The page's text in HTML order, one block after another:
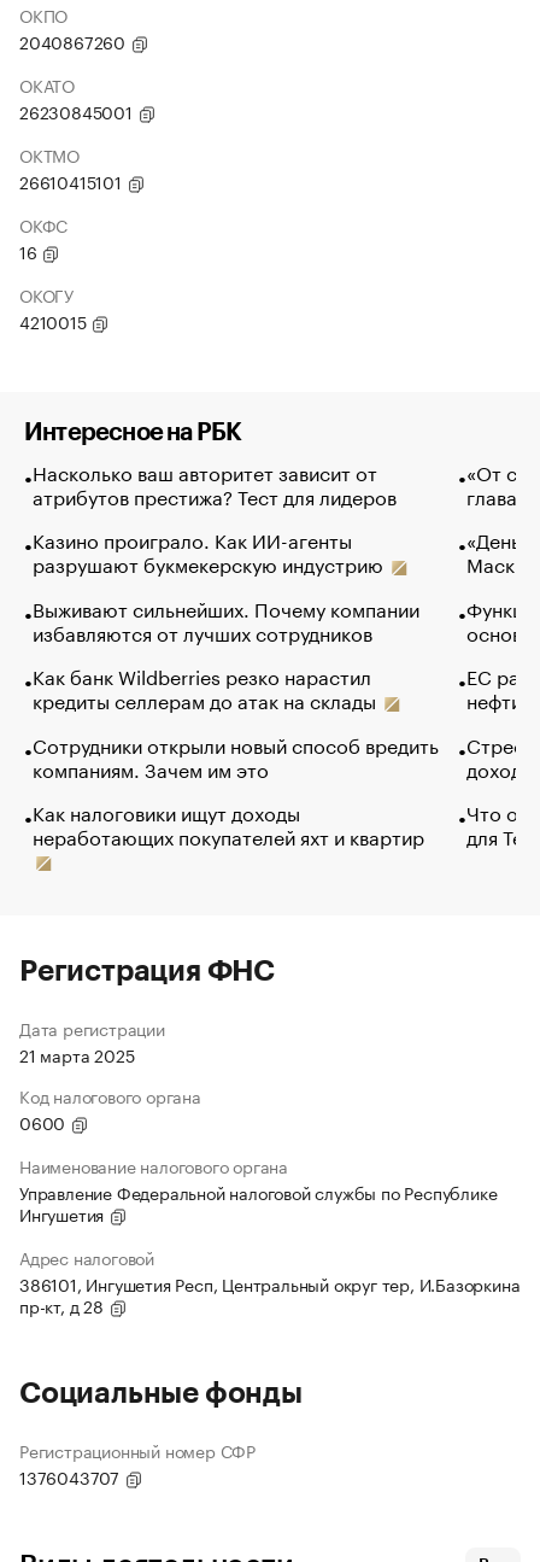
ОКПО
2040867260
ОКАТО
26230845001
ОКТМО
26610415101
ОКФС
16
ОКОГУ
4210015
Интересное на РБК
Насколько ваш авторитет зависит от
атрибутов престижа? Тест для лидеров
Казино проиграло. Как ИИ-агенты
разрушают букмекерскую индустрию
Выживают сильнейших. Почему компании
избавляются от лучших сотрудников
Как банк Wildberries резко нарастил
кредиты селлерам до атак на склады
Сотрудники открыли новый способ вредить
компаниям. Зачем им это
Как налоговики ищут доходы
неработающих покупателей яхт и квартир
«От
глава
Маск в
основ
ЕС
нефти
Что
для
Регистрация ФНС
Дата регистрации
21 марта 2025
Код налогового органа
0600
Наименование налогового органа
Управление Федеральной налоговой службы по Республике
Ингушетия
Адрес налоговой
386101, Ингушетия Респ, Центральный округ тер, И.Базоркина
пр-кт, д 28
Социальные фонды
Регистрационный номер СФР
1376043707